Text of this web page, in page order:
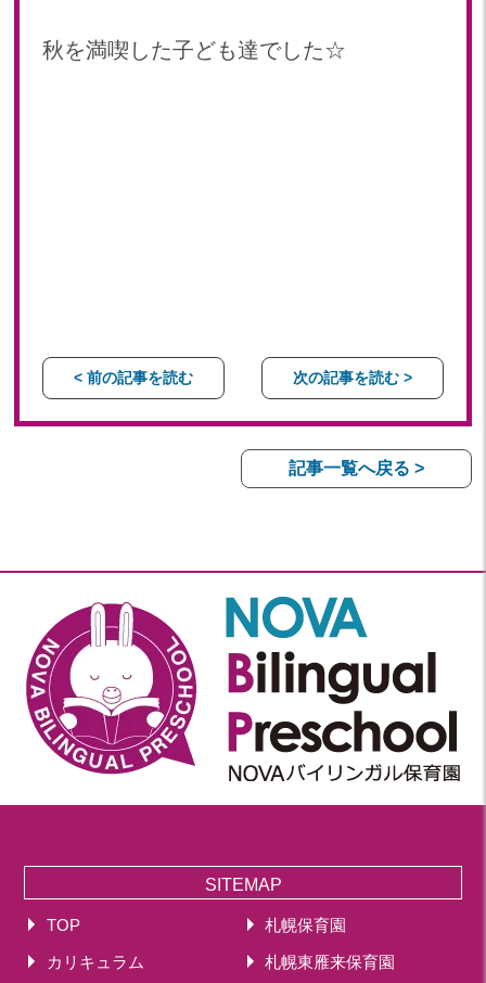
秋を満喫した子ども達でした☆
< 前の記事を読む 次の記事を読む >
記事一覧へ戻る >
SITEMAP
TOP
カリキュラム
札幌保育園
札幌東雁来保育園